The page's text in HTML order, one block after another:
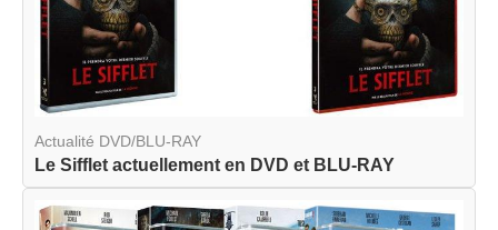
Actualité DVD/BLU-RAY
Le Sifflet actuellement en DVD et BLU-RAY